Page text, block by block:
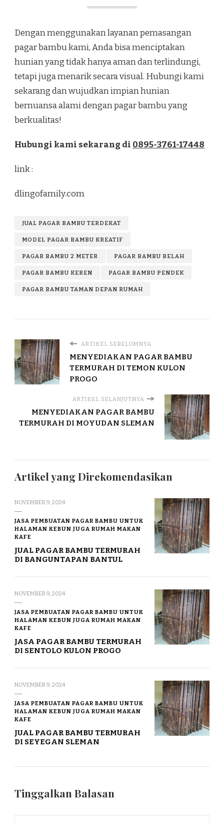
Dengan menggunakan layanan pemasangan
pagar bambu kami, Anda bisa menciptakan
hunian yang tidak hanya aman dan terlindungi,
tetapi juga menarik secara visual. Hubungi kami
sekarang dan wujudkan impian hunian
bernuansa alami dengan pagar bambu yang
berkualitas!
Hubungi kami sekarang di 0895-3761-17448
link :
dlingofamily.com
JUAL PAGAR BAMBU TERDEKAT
MODEL PAGAR BAMBU KREATIF
PAGAR BAMBU 2 METER PAGAR BAMBU BELAH
PAGAR BAMBU KEREN PAGAR BAMBU PENDEK
PAGAR BAMBU TAMAN DEPAN RUMAH
ARTIKEL SEBELUMNYA
MENYEDIAKAN PAGAR BAMBU
TERMURAH DI TEMON KULON
PROGO
ARTIKEL SELANJUTNYA
MENYEDIAKAN PAGAR BAMBU
TERMURAH DI MOYUDAN SLEMAN
Artikel yang Direkomendasikan
NOVEMBER 9, 2024
JASA PEMBUATAN PAGAR BAMBU UNTUK
HALAMAN KEBUN JUGA RUMAH MAKAN
KAFE
JUAL PAGAR BAMBU TERMURAH
DI BANGUNTAPAN BANTUL
NOVEMBER 9, 2024
JASA PEMBUATAN PAGAR BAMBU UNTUK
HALAMAN KEBUN JUGA RUMAH MAKAN
KAFE
JASA PAGAR BAMBU TERMURAH
DI SENTOLO KULON PROGO
NOVEMBER 9, 2024
JASA PEMBUATAN PAGAR BAMBU UNTUK
HALAMAN KEBUN JUGA RUMAH MAKAN
KAFE
JUAL PAGAR BAMBU TERMURAH
DI SEYEGAN SLEMAN
Tinggalkan Balasan